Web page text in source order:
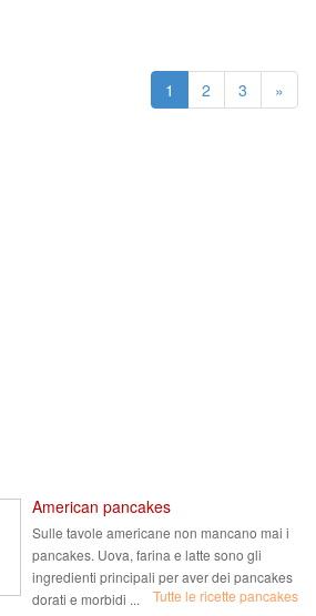
1 2 3 »
American pancakes
Sulle tavole americane non mancano mai i
pancakes. Uova, farina e latte sono gli
ingredienti principali per aver dei pancakes
dorati e morbidi ...
Tutte le ricette pancakes